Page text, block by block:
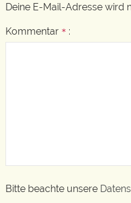
Deine E-Mail-Adresse wird
Kommentar * :
Bitte beachte unsere